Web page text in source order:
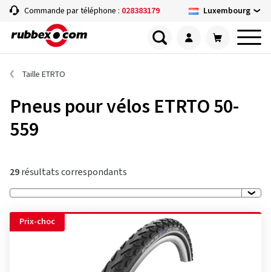
Commande par téléphone : 028383179 Luxembourg
Taille ETRTO
Pneus pour vélos ETRTO 50-
559
29résultats correspondants
Prix-choc